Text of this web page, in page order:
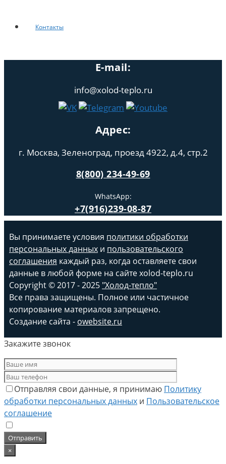
Контакты
E-mail:
info@xolod-teplo.ru
Адрес:
г. Москва, Зеленоград, проезд 4922, д.4, стр.2
8(800) 234-49-69
WhatsApp:
+7(916)239-08-87
Вы принимаете условия политики обработки
персональных данных и пользовательского
соглашения каждый раз, когда оставляете свои
данные в любой форме на сайте xolod-teplo.ru
Copyright © 2017 - 2025 "Холод-тепло"
Все права защищены. Полное или частичное
копирование материалов запрещено.
Создание сайта - owebsite.ru
Закажите звонок
Отправляя свои данные, я принимаю Политику
обработки персональных данных и Пользовательское
соглашение
×